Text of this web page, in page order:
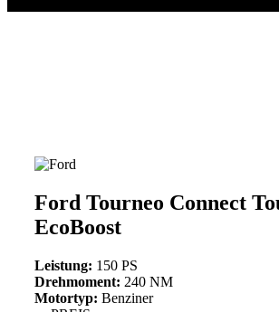
Ford Tourneo Connect
EcoBoost
Leistung: 150 PS
Drehmoment: 240 NM
Motortyp: Benziner